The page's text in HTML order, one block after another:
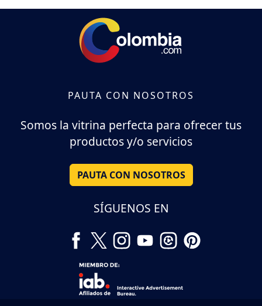
PAUTA CON NOSOTROS
Somos la vitrina perfecta para ofrecer tus
productos y/o servicios
PAUTA CON NOSOTROS
SÍGUENOS EN